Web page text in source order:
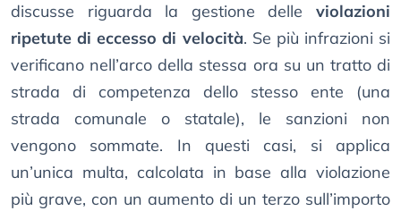
discusse riguarda la gestione delle violazioni
ripetute di eccesso di velocità. Se più infrazioni si
verificano nell’arco della stessa ora su un tratto di
strada di competenza dello stesso ente (una
strada comunale o statale), le sanzioni non
vengono sommate. In questi casi, si applica
un’unica multa, calcolata in base alla violazione
più grave, con un aumento di un terzo sull’importo